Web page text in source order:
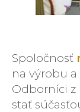
Spoločnosť
na výrobu
Odborníci z
stať